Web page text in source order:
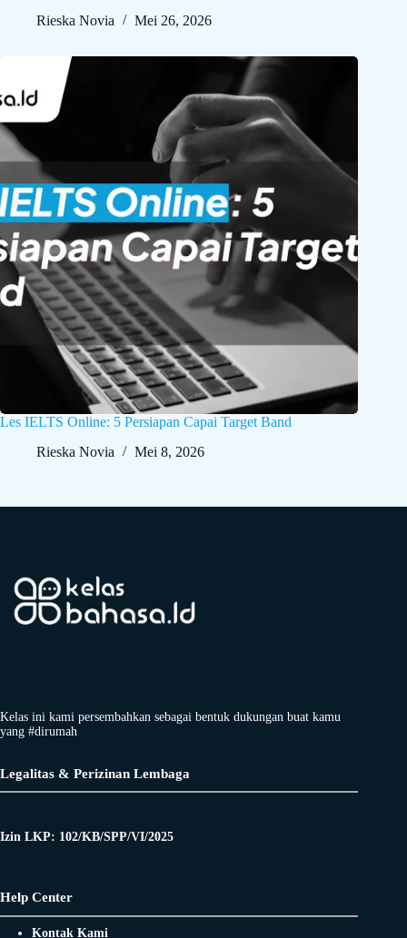
Rieska Novia
Mei 26, 2026
Les IELTS Online: 5 Persiapan Capai Target Band
Rieska Novia
Mei 8, 2026
Kelas ini kami persembahkan sebagai bentuk dukungan buat kamu
yang #dirumah
Legalitas & Perizinan Lembaga
Izin LKP: 102/KB/SPP/VI/2025
Help Center
Kontak Kami